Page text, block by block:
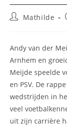
BerichtMathilde
Andy van der
Arnhem en
Meijde speelde
en PSV. De
wedstrijden in
veel
uit zijn carrière